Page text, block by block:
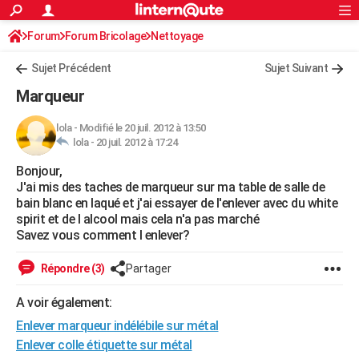
ACTUALITÉS
Politique
Société
Faits Divers
Education
Monde
Villes
+
FINANCE
Retraite
Impôts
Epargne
Immobilier
Risques naturels par ville
Banque
Assurance
Crédit
AUTO
Essais
Réserver un essai
Citadines
Berlines
SUV
Forum auto
+HIGH-TECH
Mobiles
Meilleur smartphone
Internet
Ordinateurs
Jeux vidéo
Guide high-tech
+BRICOLAGE
Forum
Aménagement intérieur
Extérieur
Cuisine
Salle de bains
Jardinage
Rangement
Guides de France
Escapades
Patrimoine
Expositions
Musées
Week-end nature
Art de vivre
Bien-être
Loisirs
Mode
Modes de vie
Alimentation
Guide de la santé
Maladies
Médicaments
Sommeil
VOYAGE
S'inscrire
Connexion
Forum Forum Bricolage Nettoyage
Sujet Précédent Sujet Suivant
Marqueur
lola- Modifié le 20 juil. 2012 à 13:50
lola - 20 juil. 2012 à 17:24
Bonjour,
J'ai mis des taches de marqueur sur ma table de salle de
bain blanc en laqué et j'ai essayer de l'enlever avec du white
spirit et de l alcool mais cela n'a pas marché
Savez vous comment l enlever?
Répondre (3) Partager
A voir également:
Enlever marqueur indélébile sur métal
Enlever colle étiquette sur métal